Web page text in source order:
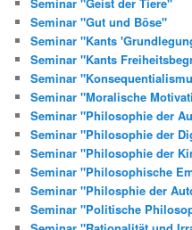
Seminar "Geist der Tiere"
Seminar "Gut und Böse"
Seminar "Kants
Seminar "Kants
Seminar
Seminar "Moralische
Seminar "Philosophie der
Seminar "Philosophie der
Seminar "Philosophie der
Seminar "Philosophische
Seminar "Philosphie der
Seminar "Politische